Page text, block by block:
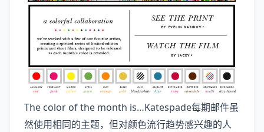
The color of the month is…Katespade每期邮件虽
然使用相同的主题，但对颜色流行趋势感兴趣的人